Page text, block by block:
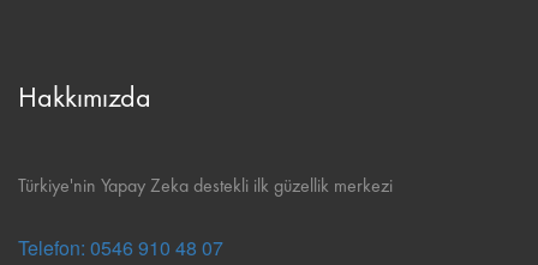
Hakkımızda
Türkiye'nin Yapay Zeka destekli ilk güzellik merkezi
Telefon: 0546 910 48 07